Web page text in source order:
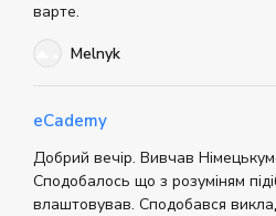
варте.
Melnyk
eCademy
Добрий вечір. Вивчав
Сподобалось що з розуміням
влаштовував. Сподобався